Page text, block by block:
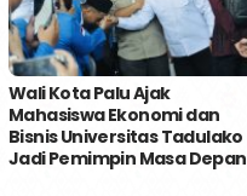
Wali Kota Palu Ajak
Mahasiswa Ekonomi dan
Bisnis Universitas Tadulako
Jadi Pemimpin Masa Depan